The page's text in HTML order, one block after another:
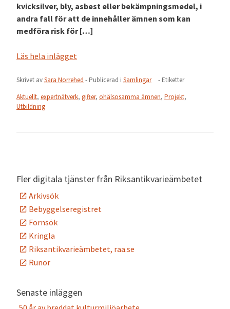
kvicksilver, bly, asbest eller bekämpningsmedel, i
andra fall för att de innehåller ämnen som kan
medföra risk för […]
Läs hela inlägget
Skrivet avSara Norrehed - Publicerad i Samlingar
- Etiketter
Aktuellt, expertnätverk, gifter, ohälsosamma ämnen, Projekt,
Utbildning
Fler digitala tjänster från Riksantikvarieämbetet
Arkivsök
Bebyggelseregistret
Fornsök
Kringla
Riksantikvarieämbetet, raa.se
Runor
Senaste inläggen